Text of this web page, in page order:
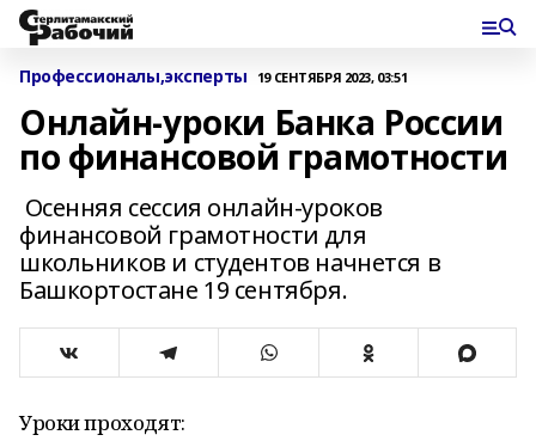
Профессионалы,эксперты 19 СЕНТЯБРЯ 2023, 03:51
Онлайн-уроки Банка России
по финансовой грамотности
Осенняя сессия онлайн-уроков
финансовой грамотности для
школьников и студентов начнется в
Башкортостане 19 сентября.
Уроки проходят: